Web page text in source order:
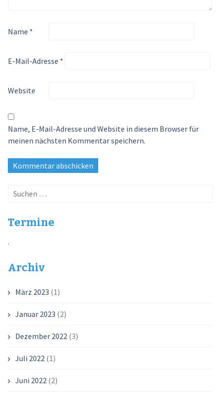
Name *
E-Mail-Adresse *
Website
Name, E-Mail-Adresse und Website in diesem Browser für
meinen nächsten Kommentar speichern.
Suchen
Termine
.
Archiv
März 2023 (1)
Januar 2023 (2)
Dezember 2022(3)
Juli 2022(1)
Juni 2022(2)